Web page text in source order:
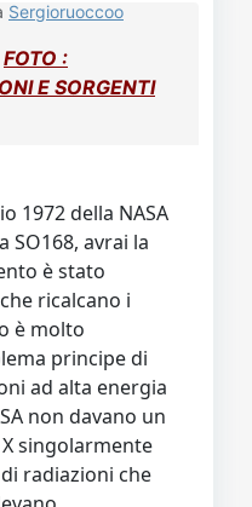
Sergioruoccoo
FOTO :
E SORGENTI
1972 della NASA
SO168, avrai la
è stato
ricalcano i
è molto
principe di
ad alta energia
non davano un
singolarmente
radiazioni che